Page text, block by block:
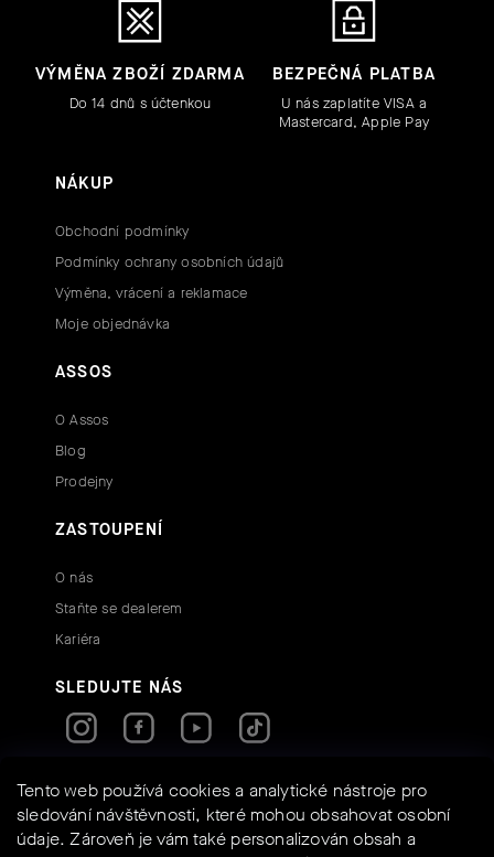
Tento web používá cookies a analytické nástroje pro
sledování návštěvnosti, které mohou obsahovat osobní
údaje. Zároveň je vám také personalizován obsah a
VÝMĚNA ZBOŽÍ ZDARMA
Do 14 dnů s účtenkou
BEZPEČNÁ PLATBA
U nás zaplatíte VISA a
Mastercard, Apple Pay
NÁKUP
Obchodní podmínky
Podmínky ochrany osobních údajů
Výměna, vrácení a reklamace
Moje objednávka
ASSOS
O Assos
Blog
Prodejny
ZASTOUPENÍ
O nás
Staňte se dealerem
Kariéra
SLEDUJTE NÁS
RYCHLÉ KONTAKTY
info@assos-shop.cz